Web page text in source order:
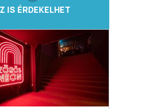
IS ÉRDEKELHET